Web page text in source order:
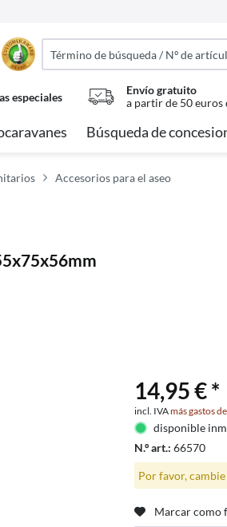
especiales
Envío gratuito
a partir de 50 euros
Búsqueda de
Accesorios para el aseo
14,95 € *
incl. IVAmás gastos
disponible
N.º art.:66570
Por favor,
Marcar como